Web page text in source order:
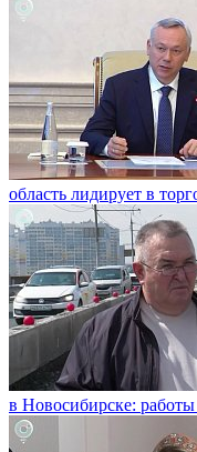
область лидирует в
в Новосибирске: